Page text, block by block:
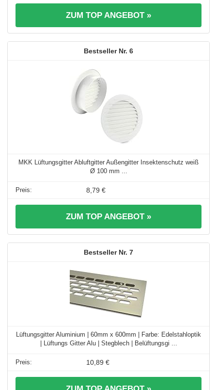
ZUM TOP ANGEBOT »
6
MKK Lüftungsgitter Abluftgitter Außengitter Insektenschutz weiß
Ø 100 mm ...
8,79 €
ZUM TOP ANGEBOT »
7
Lüftungsgitter Aluminium | 60mm x 600mm | Farbe: Edelstahloptik
| Lüftungs Gitter Alu | Stegblech | Belüftungsgi ...
10,89 €